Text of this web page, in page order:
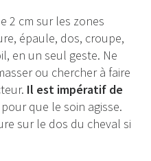
2 cm sur les zones
épaule, dos, croupe,
en un seul geste. Ne
ou chercher à faire
Il est impératif de
pour que le soin agisse.
sur le dos du cheval si